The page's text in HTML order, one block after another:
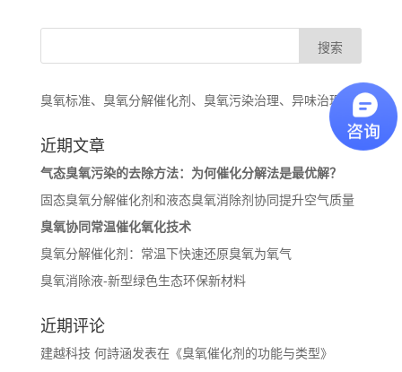
臭氧标准、臭氧分解催化剂、臭氧污染治理、异味治理
近期文章
气态臭氧污染的去除方法：为何催化分解法是最优解？
固态臭氧分解催化剂和液态臭氧消除剂协同提升空气质量
臭氧协同常温催化氧化技术
臭氧分解催化剂：常温下快速还原臭氧为氧气
臭氧消除液-新型绿色生态环保新材料
近期评论
建越科技 何詩涵发表在《臭氧催化剂的功能与类型》